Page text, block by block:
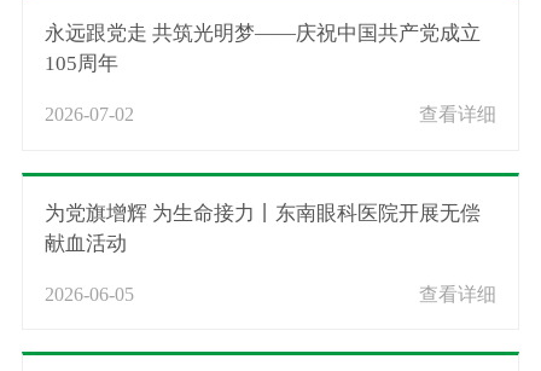
永远跟党走 共筑光明梦——庆祝中国共产党成立
105周年
2026-07-02 查看详细
为党旗增辉 为生命接力丨东南眼科医院开展无偿
献血活动
2026-06-05 查看详细